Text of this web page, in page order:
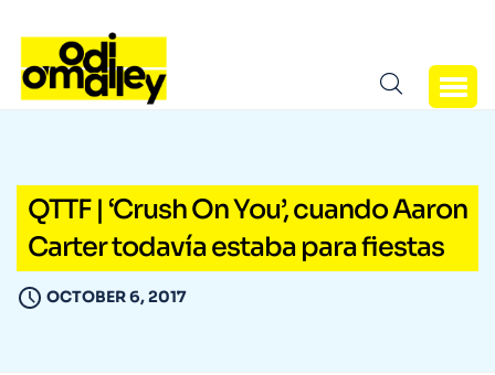
QTTF | ‘Crush On You’, cuando Aaron
Carter todavía estaba para fiestas
OCTOBER 6, 2017